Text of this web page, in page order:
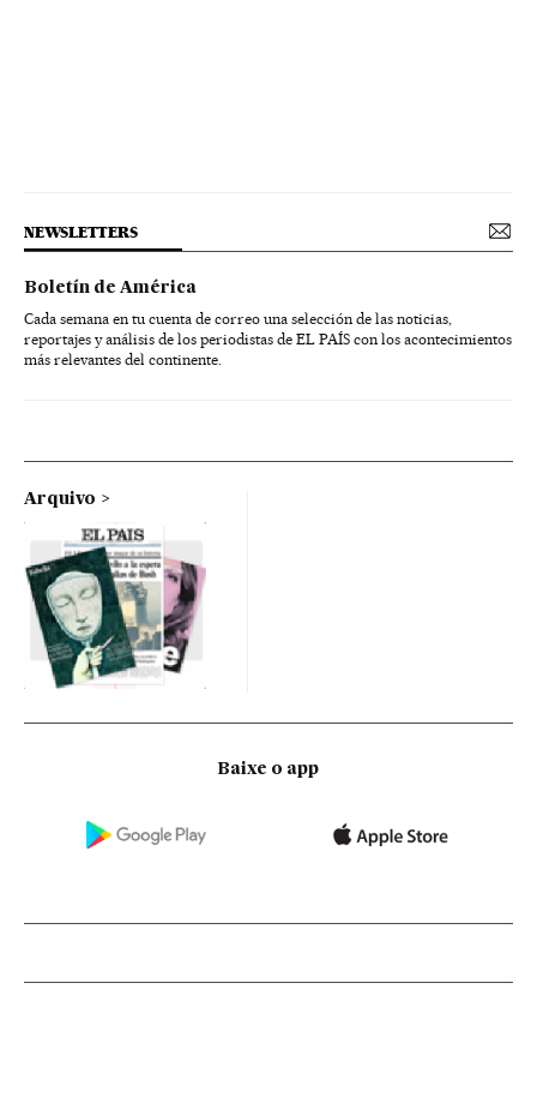
NEWSLETTERS
Boletín de América
Cada semana en tu cuenta de correo una selección de las noticias,
reportajes y análisis de los periodistas de EL PAÍS con los acontecimientos
más relevantes del continente.
Arquivo
Baixe o app